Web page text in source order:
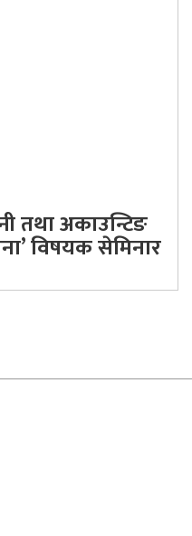
तथा अकाउन्टिङ
विषयक सेमिनार